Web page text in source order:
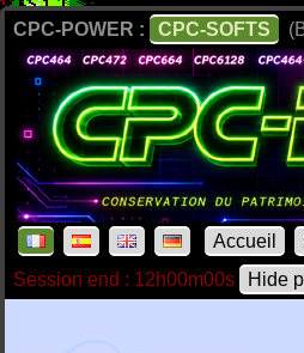
CPC-POWER : CPC-SOFTS
Accueil
Session end : 12h00m00s
Hide